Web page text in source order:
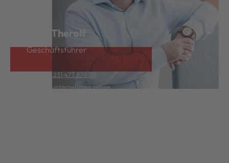
Mike Therolf
Geschäftsführer
T +49(0) 231 477 379-111
therolf@unternehmen.online